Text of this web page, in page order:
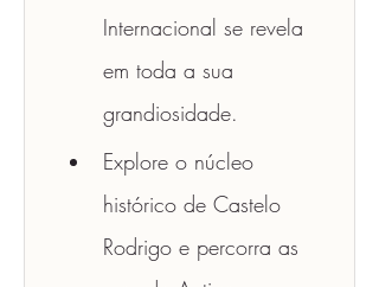
Internacional se revela
em toda a sua
grandiosidade.
Explore o núcleo
histórico de Castelo
Rodrigo e percorra as